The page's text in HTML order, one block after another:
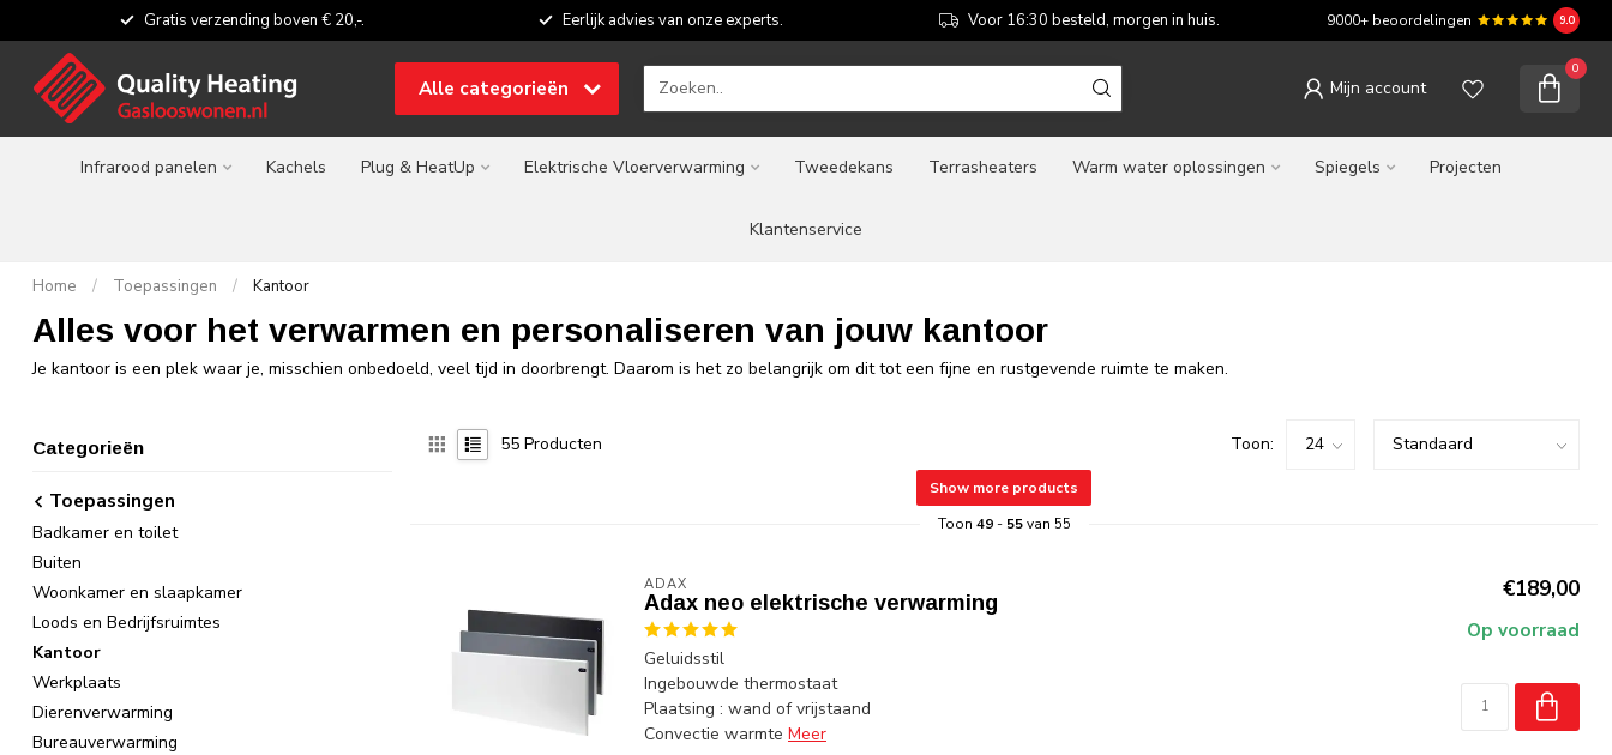
Gratis verzending boven € 20,-. Eerlijk advies van onze experts. Voor 16:30 besteld, morgen in huis. 9000+ beoordelingen 9.0
Alle categorieën Mijn account
0
Infrarood panelen Kachels Plug & HeatUp Elektrische Vloerverwarming Tweedekans Terrasheaters Warm water oplossingen Spiegels Projecten
Klantenservice
Home / Toepassingen / Kantoor
Alles voor het verwarmen en personaliseren van jouw kantoor
Je kantoor is een plek waar je, misschien onbedoeld, veel tijd in doorbrengt. Daarom is het zo belangrijk om dit tot een fijne en rustgevende ruimte te maken.
Categorieën
Toepassingen
Badkamer en toilet
Buiten
Woonkamer en slaapkamer
Loods en Bedrijfsruimtes
Kantoor
Werkplaats
Dierenverwarming
Bureauverwarming
55 Producten Toon:
Show more products
Toon 49- 55van 55
ADAX
Adax neo elektrische verwarming
Geluidsstil
Ingebouwde thermostaat
Plaatsing : wand of vrijstaand
Convectie warmte Meer
€189,00
Op voorraad